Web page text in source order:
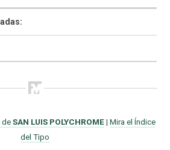
deSAN LUIS POLYCHROME| Mira el Índice
del Tipo